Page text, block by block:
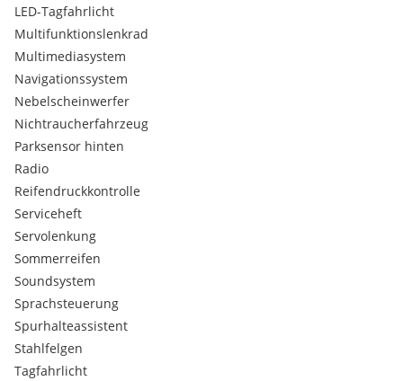
LED-Tagfahrlicht
Multifunktionslenkrad
Multimediasystem
Navigationssystem
Nebelscheinwerfer
Nichtraucherfahrzeug
Parksensor hinten
Radio
Reifendruckkontrolle
Serviceheft
Servolenkung
Sommerreifen
Soundsystem
Sprachsteuerung
Spurhalteassistent
Stahlfelgen
Tagfahrlicht